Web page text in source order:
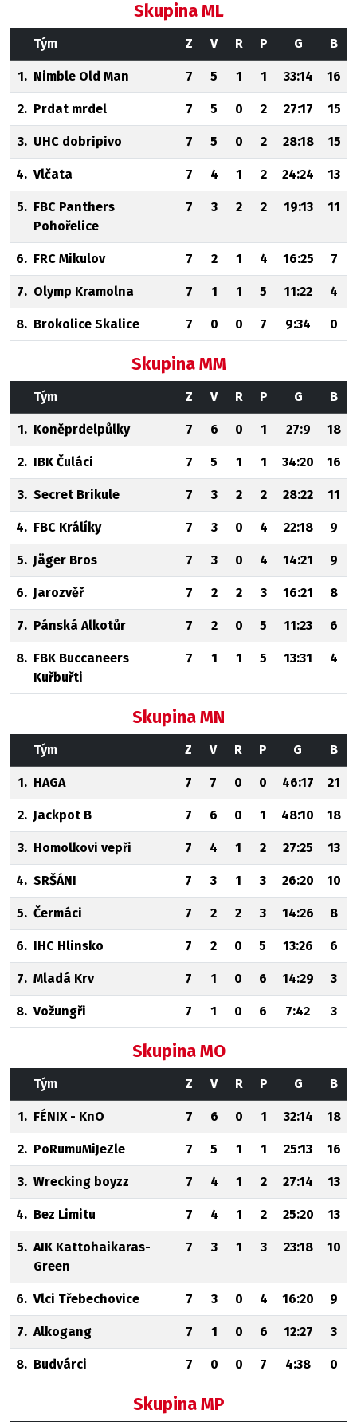
Skupina ML
Tým Z V R P G B
1. Nimble Old Man 7 5 1 1 33:14 16
2. Prdat mrdel 7 5 0 2 27:17 15
3. UHC dobripivo 7 5 0 2 28:18 15
4. Vlčata 7 4 1 2 24:24 13
5. FBC Panthers
Pohořelice
7 3 2 2 19:13 11
6. FRC Mikulov 7 2 1 4 16:25 7
7. Olymp Kramolna 7 1 1 5 11:22 4
8. Brokolice Skalice 7 0 0 7 9:34 0
Skupina MM
Tým Z V R P G B
1. Koněprdelpůlky 7 6 0 1 27:9 18
2. IBK Čuláci 7 5 1 1 34:20 16
3. Secret Brikule 7 3 2 2 28:22 11
4. FBC Králíky 7 3 0 4 22:18 9
5. Jäger Bros 7 3 0 4 14:21 9
6. Jarozvěř 7 2 2 3 16:21 8
7. Pánská Alkotůr 7 2 0 5 11:23 6
8. FBK Buccaneers
Kuřbuřti
7 1 1 5 13:31 4
Skupina MN
Tým Z V R P G B
1. HAGA 7 7 0 0 46:17 21
2. Jackpot B 7 6 0 1 48:10 18
3. Homolkovi vepři 7 4 1 2 27:25 13
4. SRŠÁNI 7 3 1 3 26:20 10
5. Čermáci 7 2 2 3 14:26 8
6. IHC Hlinsko 7 2 0 5 13:26 6
7. Mladá Krv 7 1 0 6 14:29 3
8. Vožungři 7 1 0 6 7:42 3
Skupina MO
Tým Z V R P G B
1. FÉNIX - KnO 7 6 0 1 32:14 18
2. PoRumuMiJeZle 7 5 1 1 25:13 16
3. Wrecking boyzz 7 4 1 2 27:14 13
4. Bez Limitu 7 4 1 2 25:20 13
5. AIK Kattohaikaras-
Green
7 3 1 3 23:18 10
6. Vlci Třebechovice 7 3 0 4 16:20 9
7. Alkogang 7 1 0 6 12:27 3
8. Budvárci 7 0 0 7 4:38 0
Skupina MP